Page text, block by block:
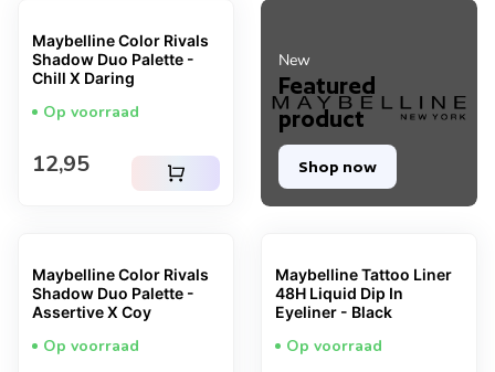
New
Featured
product
Shop now
Maybelline Color Rivals
Shadow Duo Palette -
Chill X Daring
Op voorraad
Normale prijs
12,95 shopping_cart
Maybelline Color Rivals
Shadow Duo Palette -
Assertive X Coy
Op voorraad
Maybelline Tattoo Liner
48H Liquid Dip In
Eyeliner - Black
Op voorraad